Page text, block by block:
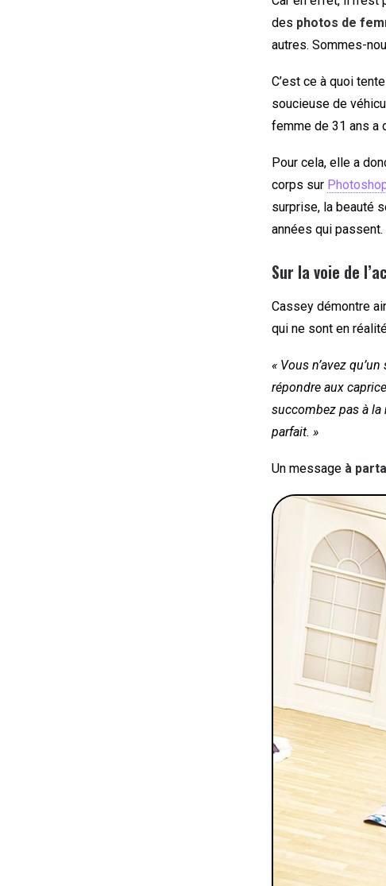
des photos de
autres. Sommes-
C’est ce à quoi
soucieuse de
femme de 31 ans a
Pour cela, elle a
corps sur
surprise, la beauté
années qui passent.
Sur la voie de
Cassey démontre
qui ne sont en
« Vous n’avez
répondre aux
succombez pas à la
parfait. »
Un message à